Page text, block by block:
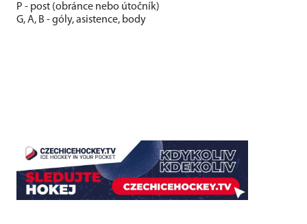
P - post (obránce nebo útočník)
G, A, B - góly, asistence, body